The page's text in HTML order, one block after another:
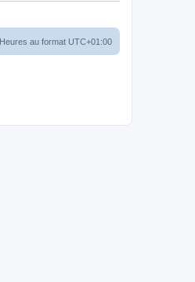
Heures au format UTC+01:00